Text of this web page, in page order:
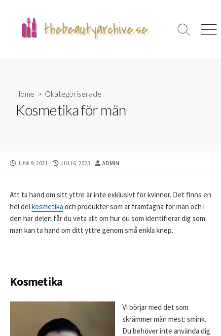
content
Search
Home > Okategoriserade
Kosmetika för män
PUBLISHED
JUNI 9, 2021
LAST
JULI 6, 2023 AUTHOR
ADMIN
Att ta hand om sitt yttre är inte exklusivt för kvinnor. Det finns en
hel delkosmetika och produkter som är framtagna för män och i
den här delen får du veta allt om hur du som identifierar dig som
man kan ta hand om ditt yttre genom små enkla knep.
Kosmetika
Vi börjar med det som
skrämmer män mest: smink.
Du behöver inte använda dig